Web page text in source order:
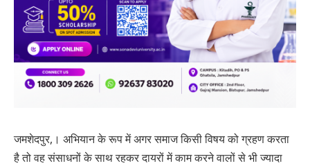
जमशेदपुर,। अभियान के रूप में अगर समाज किसी विषय को ग्रहण करता
है तो वह संसाधनों के साथ रहकर दायरों में काम करने वालों से भी ज्यादा